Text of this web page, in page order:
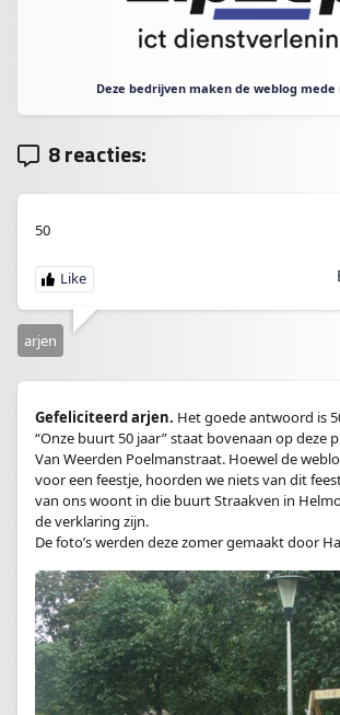
Deze bedrijven maken de weblog
8 reacties:
50
arjen
Gefeliciteerd arjen. Het goede antwoord is
“Onze buurt 50 jaar” staat bovenaan op deze
Van Weerden Poelmanstraat. Hoewel de
voor een feestje, hoorden we niets van dit
van ons woont in die buurt Straakven in
de verklaring zijn.
De foto’s werden deze zomer gemaakt door